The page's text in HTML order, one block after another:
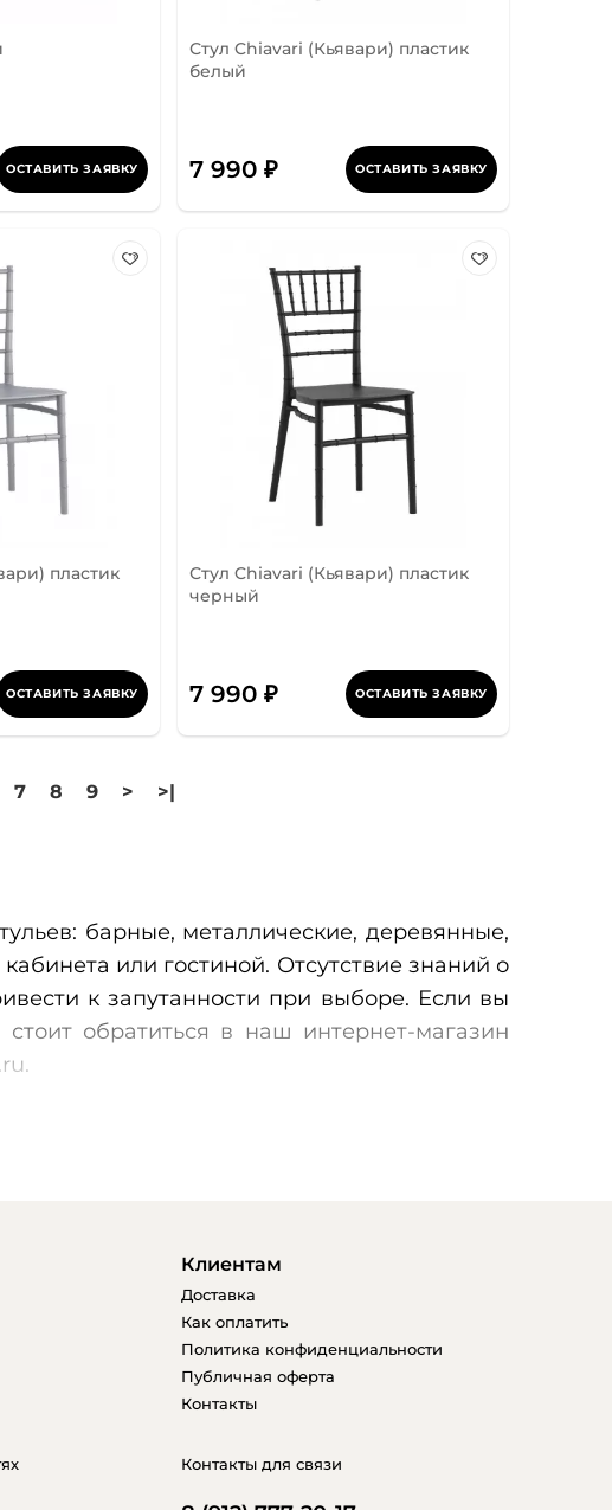
ОСТАВИТЬ ЗАЯВКУ
Стул Chiavari (Кьявари) пластик
белый
7 990 ₽ ОСТАВИТЬ ЗАЯВКУ
пластик
ОСТАВИТЬ ЗАЯВКУ
Стул Chiavari (Кьявари) пластик
черный
7 990 ₽ ОСТАВИТЬ ЗАЯВКУ
7 8 9 > >|
барные, металлические, деревянные,
или гостиной. Отсутствие знаний о
к запутанности при выборе. Если вы
обратиться в наш интернет-магазин
стулья, различающиеся по дизайну,
сможете подобрать стулья, идеально
наших стульев разработан с учетом
наивысшим стандартам качества.
Клиентам
Доставка
Как оплатить
Политика конфиденциальности
Публичная оферта
Контакты
Контакты для связи